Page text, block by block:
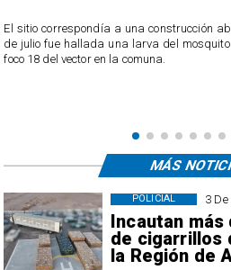
El sitio correspondía a una construcción
de julio fue hallada una larva del mosquito
foco 18 del vector en la comuna.
3
Incautan
de cigarrillos
la Región de
POLICIAL
MÁS